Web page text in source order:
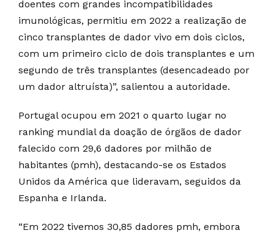
doentes com grandes incompatibilidades
imunológicas, permitiu em 2022 a realização de
cinco transplantes de dador vivo em dois ciclos,
com um primeiro ciclo de dois transplantes e um
segundo de três transplantes (desencadeado por
um dador altruísta)”, salientou a autoridade.
Portugal ocupou em 2021 o quarto lugar no
ranking mundial da doação de órgãos de dador
falecido com 29,6 dadores por milhão de
habitantes (pmh), destacando-se os Estados
Unidos da América que lideravam, seguidos da
Espanha e Irlanda.
“Em 2022 tivemos 30,85 dadores pmh, embora